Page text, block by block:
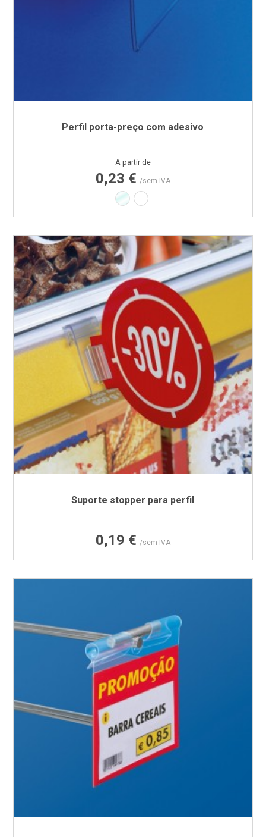
Perfil porta-preço com adesivo
Preço
A partir de
0,23 € /sem IVA
Transparente
Branco
Suporte stopper para perfil
Preço
0,19 € /sem IVA